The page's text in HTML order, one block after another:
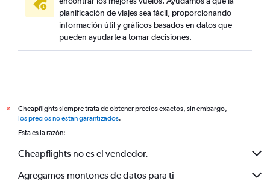
planificación de viajes sea fácil, proporcionando
información útil y gráficos basados en datos que
pueden ayudarte a tomar decisiones.
*
Cheapflights siempre trata de obtener precios exactos, sin embargo,
los precios no están garantizados.
Esta es la razón:
Cheapflights no es el vendedor.
Agregamos montones de datos para ti